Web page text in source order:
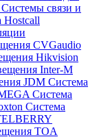
Системы связи и
Hostcall
CVGaudio
Hikvision
Inter-M
JDM Система
Система
Система
TOA